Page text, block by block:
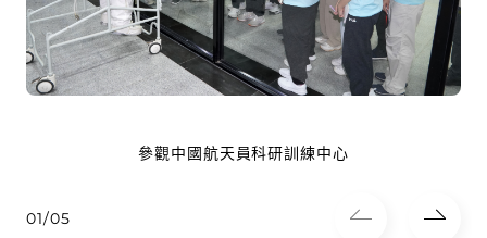
參觀中國航天員科研訓練中心
01/05